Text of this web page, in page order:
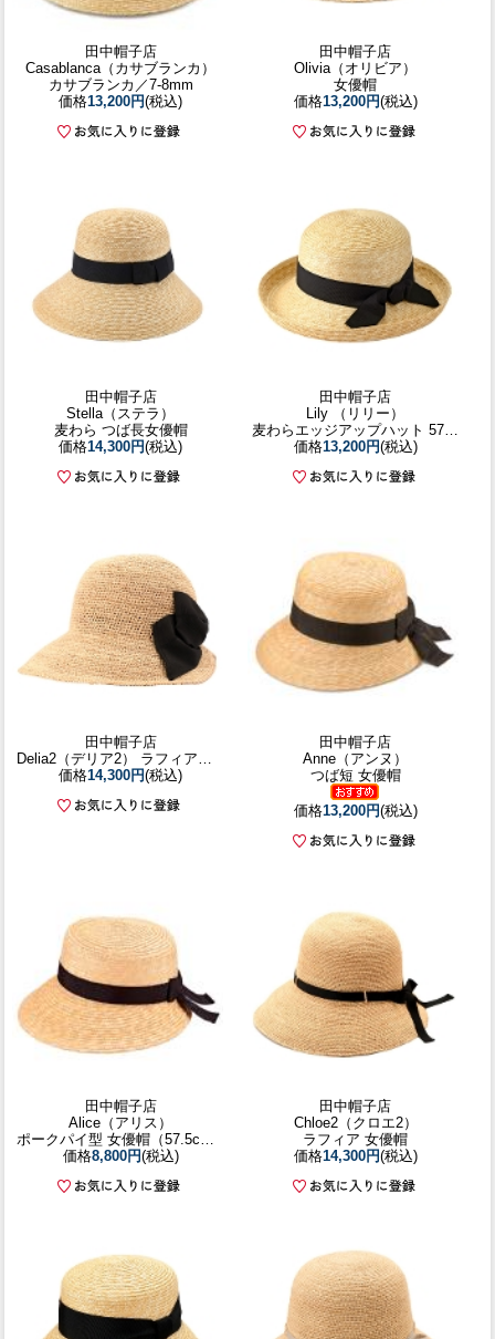
田中帽子店
Casablanca（カサブランカ）
カサブランカ／7-8mm
価格13,200円(税込)
田中帽子店
Olivia（オリビア）
女優帽
価格13,200円(税込)
田中帽子店
Stella（ステラ）
麦わら つば長女優帽
価格14,300円(税込)
田中帽子店
Lily （リリー）
麦わらエッジアップハット 57cm
価格13,200円(税込)
田中帽子店
Delia2（デリア2） ラフィア女優帽
価格14,300円(税込)
田中帽子店
Anne（アンヌ）
つば短 女優帽
価格13,200円(税込)
田中帽子店
Alice（アリス）
ポークパイ型 女優帽（57.5cm）
価格8,800円(税込)
田中帽子店
Chloe2（クロエ2）
ラフィア 女優帽
価格14,300円(税込)